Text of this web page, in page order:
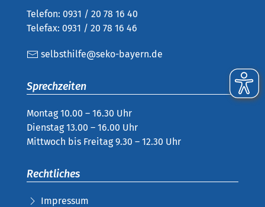
Telefon: 0931 / 20 78 16 40
Telefax: 0931 / 20 78 16 46
selbsthilfe@seko-bayern.de
Sprechzeiten
Montag 10.00 – 16.30 Uhr
Dienstag 13.00 – 16.00 Uhr
Mittwoch bis Freitag 9.30 – 12.30 Uhr
Rechtliches
Impressum